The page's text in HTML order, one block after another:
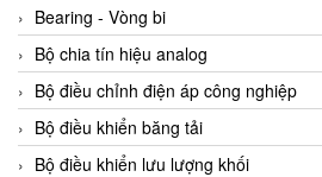
ADFweb Vietnam
Adler Vietnam
Ados Vietnam
Advanced Energy Vietnam
Advantech Vietnam
Bearing - Vòng bi
Bộ chia tín hiệu analog
Bộ điều chỉnh điện áp công nghiệp
Bộ điều khiển băng tải
Bộ điều khiển lưu lượng khối